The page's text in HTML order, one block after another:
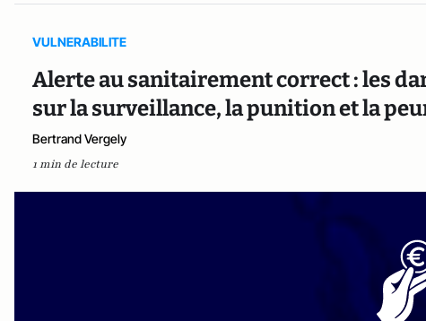
VULNERABILITE
Alerte au sanitairement correct : les
sur la surveillance, la punition et la
Bertrand Vergely
1 min de lecture